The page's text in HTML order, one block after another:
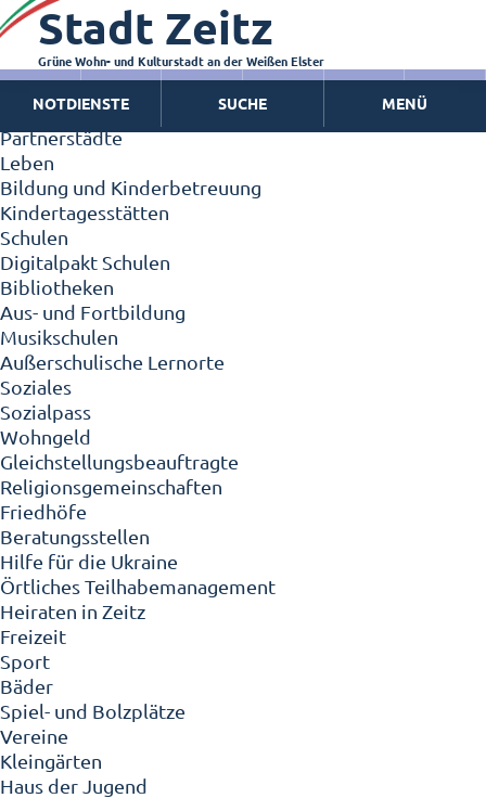
Zeitz - Die Kleinstadt
Willkommen in Zeitz!
Interview mit Oberbürgermeister Christian Thieme
Zeitz - Stadt der Zukunft
Ortschaften
Partnerstädte
Leben
Bildung und Kinderbetreuung
Kindertagesstätten
Schulen
Digitalpakt Schulen
Bibliotheken
Aus- und Fortbildung
Musikschulen
Außerschulische Lernorte
Soziales
Sozialpass
Wohngeld
Gleichstellungsbeauftragte
Religionsgemeinschaften
Friedhöfe
Beratungsstellen
Hilfe für die Ukraine
Örtliches Teilhabemanagement
Heiraten in Zeitz
Freizeit
Sport
Bäder
Spiel- und Bolzplätze
Vereine
Kleingärten
Haus der Jugend
Stadt Zeitz
Grüne Wohn- und Kulturstadt an der Weißen Elster
NOTDIENSTE SUCHE MENÜ